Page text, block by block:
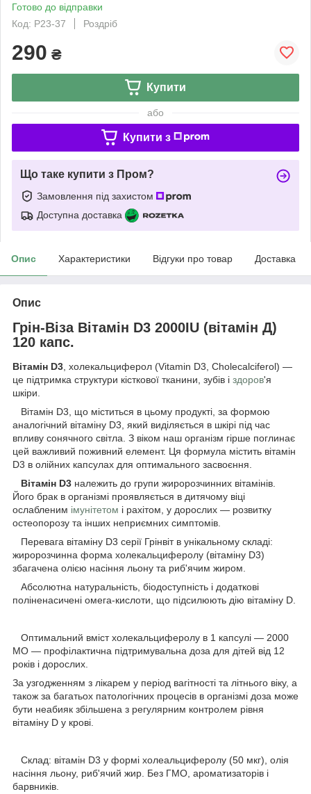
Готово до відправки
Код: Р23-37
Роздріб
290 ₴
Купити
або
Купити з
Що таке купити з Пром?
Замовлення під захистом
Доступна доставка
Опис Характеристики Відгуки про товар Доставка
Опис
Грін-Віза Вітамін D3 2000IU (вітамін Д)
120 капс.
Вітамін D3, холекальциферол (Vitamin D3, Cholecalciferol) —
це підтримка структури кісткової тканини, зубів і здоров'я
шкіри.
Вітамін D3, що міститься в цьому продукті, за формою
аналогічний вітаміну D3, який виділяється в шкірі під час
впливу сонячного світла. З віком наш організм гірше поглинає
цей важливий поживний елемент. Ця формула містить вітамін
D3 в олійних капсулах для оптимального засвоєння.
Вітамін D3 належить до групи жиророзчинних вітамінів.
Його брак в організмі проявляється в дитячому віці
ослабленим імунітетом і рахітом, у дорослих — розвитку
остеопорозу та інших неприємних симптомів.
Перевага вітаміну D3 серії Грінвіт в унікальному складі:
жиророзчинна форма холекальциферолу (вітаміну D3)
збагачена олією насіння льону та риб'ячим жиром.
Абсолютна натуральність, біодоступність і додаткові
поліненасичені омега-кислоти, що підсилюють дію вітаміну D.
Оптимальний вміст холекальциферолу в 1 капсулі — 2000
МО — профілактична підтримувальна доза для дітей від 12
років і дорослих.
За узгодженням з лікарем у період вагітності та літнього віку, а
також за багатьох патологічних процесів в організмі доза може
бути неабияк збільшена з регулярним контролем рівня
вітаміну D у крові.
Склад: вітамін D3 у формі холеальциферолу (50 мкг), олія
насіння льону, риб'ячий жир. Без ГМО, ароматизаторів і
барвників.